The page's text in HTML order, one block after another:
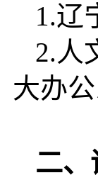
1.辽
2.人
大办
二、